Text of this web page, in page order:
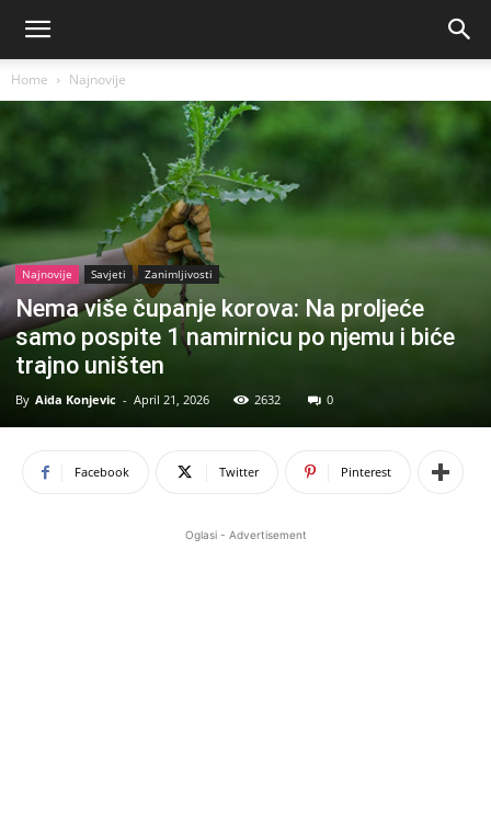
Home Najnovije
Najnovije Savjeti Zanimljivosti
Nema više čupanje korova: Na proljeće
samo pospite 1 namirnicu po njemu i biće
trajno uništen
By Aida Konjevic - April 21, 2026 2632 0
Facebook Twitter Pinterest
Oglasi - Advertisement